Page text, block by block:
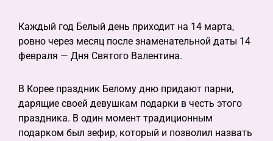
Каждый год Белый день приходит на 14 марта,
ровно через месяц после знаменательной даты 14
февраля — Дня Святого Валентина.
В Корее праздник Белому дню придают парни,
дарящие своей девушкам подарки в честь этого
праздника. В один момент традиционным
подарком был зефир, который и позволил назвать